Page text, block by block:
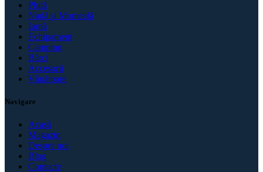
Plută
Nadă și Momeală
Iarnă
Echipament
Camping
Bărci
Accesorii
Vânătoare
Navigare
Acasă
Magazin
Despre noi
Blog
Contacte